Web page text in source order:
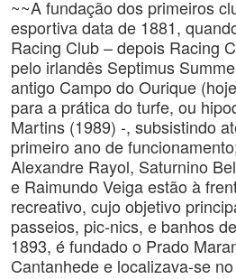
~~A fundação dos primeiros
esportiva data de 1881,
Racing Club – depois Racing
pelo irlandês Septimus
antigo Campo do Ourique
para a prática do turfe, ou
Martins (1989) -, subsistindo
primeiro ano de
Alexandre Rayol, Saturnino
e Raimundo Veiga estão à
recreativo, cujo objetivo
passeios, pic-nics, e banhos
1893, é fundado o Prado
Cantanhede e localizava-se